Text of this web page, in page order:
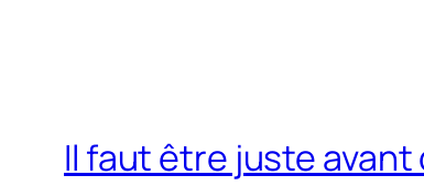
Il faut être juste avant